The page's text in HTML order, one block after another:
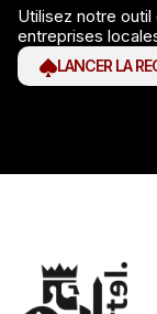
Utilisez notre
entreprises
LANCER LA